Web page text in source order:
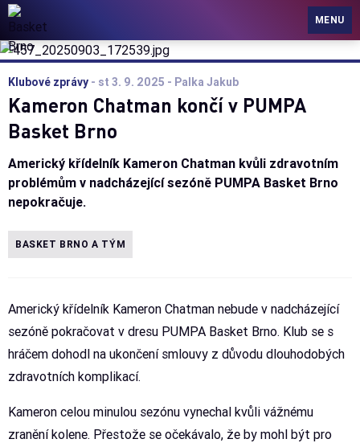
Basket Brno
MENU
Klubové zprávy - st 3. 9. 2025 - Palka Jakub
Kameron Chatman končí v PUMPA
Basket Brno
Americký křídelník Kameron Chatman kvůli zdravotním
problémům v nadcházející sezóně PUMPA Basket Brno
nepokračuje.
BASKET BRNO A TÝM
Americký křídelník Kameron Chatman nebude v nadcházející
sezóně pokračovat v dresu PUMPA Basket Brno. Klub se s
hráčem dohodl na ukončení smlouvy z důvodu dlouhodobých
zdravotních komplikací.
Kameron celou minulou sezónu vynechal kvůli vážnému
zranění kolene. Přestože se očekávalo, že by mohl být pro